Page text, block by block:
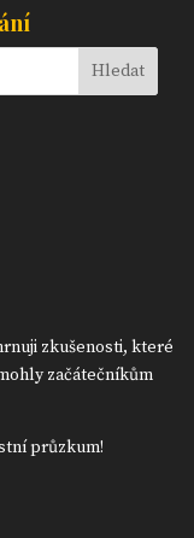
zkušenosti, které
začátečníkům
průzkum!